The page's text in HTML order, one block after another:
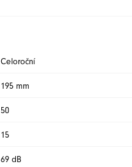
Celoroční
195 mm
50
15
69 dB